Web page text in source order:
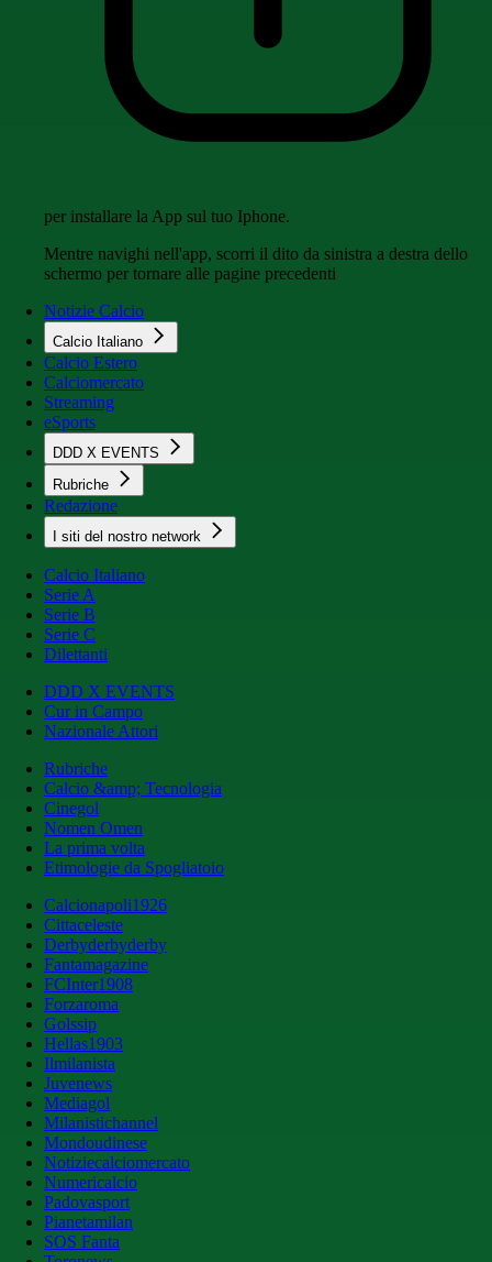
per installare la App sul tuo Iphone.
Mentre navighi nell'app, scorri il dito da sinistra a destra dello
schermo per tornare alle pagine precedenti
Notizie Calcio
Calcio Italiano
Calcio Estero
Calciomercato
Streaming
eSports
DDD X EVENTS
Rubriche
Redazione
I siti del nostro network
Calcio Italiano
Serie A
Serie B
Serie C
Dilettanti
DDD X EVENTS
Cur in Campo
Nazionale Attori
Rubriche
Calcio &amp; Tecnologia
Cinegol
Nomen Omen
La prima volta
Etimologie da Spogliatoio
Calcionapoli1926
Cittaceleste
Derbyderbyderby
Fantamagazine
FCInter1908
Forzaroma
Golssip
Hellas1903
Ilmilanista
Juvenews
Mediagol
Milanistichannel
Mondoudinese
Notiziecalciomercato
Numericalcio
Padovasport
Pianetamilan
SOS Fanta